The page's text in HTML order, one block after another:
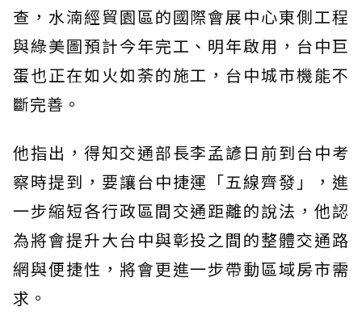
查，水湳經貿園區的國際會展中心東側工程
與綠美圖預計今年完工、明年啟用，台中巨
蛋也正在如火如荼的施工，台中城市機能不
斷完善。
他指出，得知交通部長李孟諺日前到台中考
察時提到，要讓台中捷運「五線齊發」，進
一步縮短各行政區間交通距離的說法，他認
為將會提升大台中與彰投之間的整體交通路
網與便捷性，將會更進一步帶動區域房市需
求。